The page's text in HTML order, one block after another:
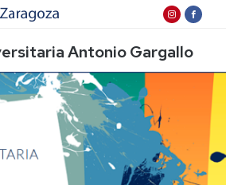
Antonio Gargallo